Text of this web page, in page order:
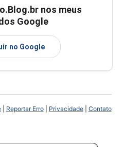
nos meus
Google
no Google
| Reportar Erro| Privacidade| Contato